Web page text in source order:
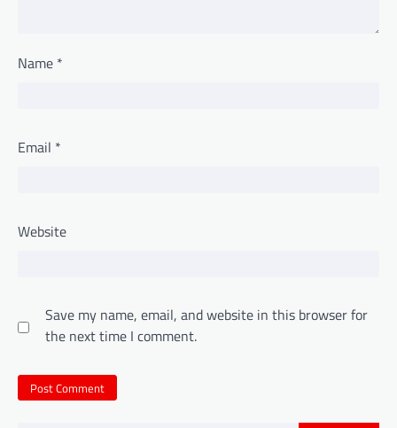
Name *
Email *
Website
Save my name, email, and website in this browser for
the next time I comment.